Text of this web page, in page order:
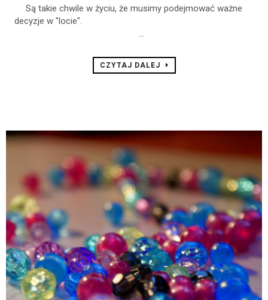
Są takie chwile w życiu, że musimy podejmować ważne
decyzje w "locie".
...
CZYTAJ DALEJ